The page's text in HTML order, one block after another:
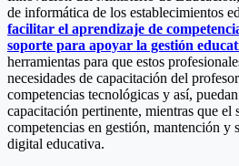
de informática de los establecimientos
facilitar el aprendizaje de
soporte para apoyar la gestión
herramientas para que estos
necesidades de capacitación del
competencias tecnológicas y así,
capacitación pertinente, mientras que el
competencias en gestión, mantención y
digital educativa.